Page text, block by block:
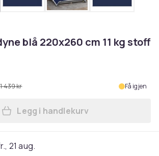
blå 220x260 cm 11 kg stoff
1 439 kr Få igjen
Legg vidaXL Vektdyne blå
Legg i handlekurv
21 aug.